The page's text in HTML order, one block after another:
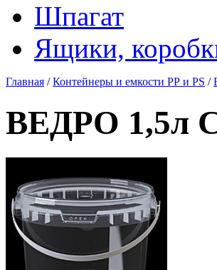
Шпагат
Ящики,
Главная /Контейнеры и емкости РР и PS /
ВЕДРО 1,5л